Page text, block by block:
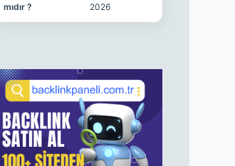
mıdır ?
2026